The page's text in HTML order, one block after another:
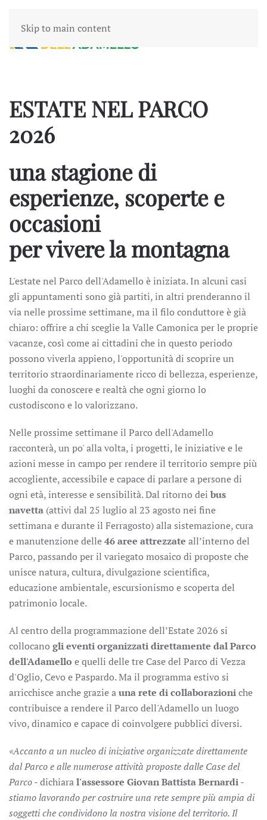
Skip to main content
ESTATE NEL PARCO
2026
una stagione di
esperienze, scoperte e
occasioni
per vivere la montagna
L'estate nel Parco dell'Adamello è iniziata. In alcuni casi
gli appuntamenti sono già partiti, in altri prenderanno il
via nelle prossime settimane, ma il filo conduttore è già
chiaro: offrire a chi sceglie la Valle Camonica per le proprie
vacanze, così come ai cittadini che in questo periodo
possono viverla appieno, l'opportunità di scoprire un
territorio straordinariamente ricco di bellezza, esperienze,
luoghi da conoscere e realtà che ogni giorno lo
custodiscono e lo valorizzano.
Nelle prossime settimane il Parco dell'Adamello
racconterà, un po' alla volta, i progetti, le iniziative e le
azioni messe in campo per rendere il territorio sempre più
accogliente, accessibile e capace di parlare a persone di
ogni età, interesse e sensibilità. Dal ritorno dei bus
navetta (attivi dal 25 luglio al 23 agosto nei fine
settimana e durante il Ferragosto) alla sistemazione, cura
e manutenzione delle46 aree attrezzate all’interno del
Parco, passando per il variegato mosaico di proposte che
unisce natura, cultura, divulgazione scientifica,
educazione ambientale, escursionismo e scoperta del
patrimonio locale.
Al centro della programmazione dell’Estate 2026 si
collocano gli eventi organizzati direttamente dal Parco
dell'Adamello e quelli delle tre Case del Parco di Vezza
d'Oglio, Cevo e Paspardo. Ma il programma estivo si
arricchisce anche grazie auna rete di collaborazioniche
contribuisce a rendere il Parco dell'Adamello un luogo
vivo, dinamico e capace di coinvolgere pubblici diversi.
«Accanto a un nucleo di iniziative organizzate direttamente
dal Parco e alle numerose attività proposte dalle Case del
Parco- dichiaral'assessore Giovan Battista Bernardi-
stiamo lavorando per costruire una rete sempre più ampia di
soggetti che condividono la nostra visione del territorio. Il